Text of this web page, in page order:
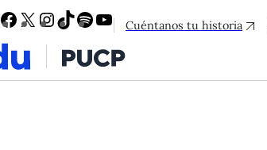
LinkedIn
Facebook
X Instagram
TikTok
Spotify
YouTube
Cuéntanos tu historia